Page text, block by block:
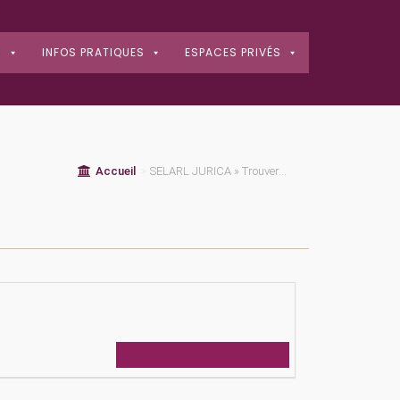
INFOS PRATIQUES ESPACES PRIVÉS
Accueil SELARL JURICA » Trouver...